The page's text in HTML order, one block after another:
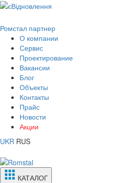
Ромстал партнер
О компании
Сервис
Проектирование
Вакансии
Блог
Объекты
Контакты
Прайс
Новости
Акции
UKR RUS
КАТАЛОГ